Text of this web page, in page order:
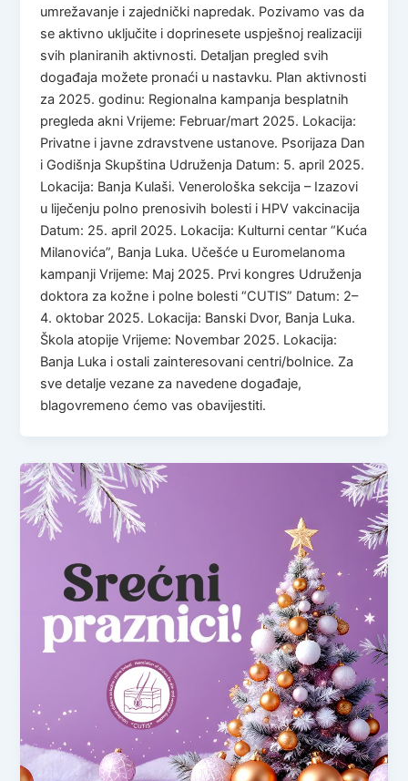
umrežavanje i zajednički napredak. Pozivamo vas da
se aktivno uključite i doprinesete uspješnoj realizaciji
svih planiranih aktivnosti. Detaljan pregled svih
događaja možete pronaći u nastavku. Plan aktivnosti
za 2025. godinu: Regionalna kampanja besplatnih
pregleda akni Vrijeme: Februar/mart 2025. Lokacija:
Privatne i javne zdravstvene ustanove. Psorijaza Dan
i Godišnja Skupština Udruženja Datum: 5. april 2025.
Lokacija: Banja Kulaši. Venerološka sekcija – Izazovi
u liječenju polno prenosivih bolesti i HPV vakcinacija
Datum: 25. april 2025. Lokacija: Kulturni centar “Kuća
Milanovića”, Banja Luka. Učešće u Euromelanoma
kampanji Vrijeme: Maj 2025. Prvi kongres Udruženja
doktora za kožne i polne bolesti “CUTIS” Datum: 2–
4. oktobar 2025. Lokacija: Banski Dvor, Banja Luka.
Škola atopije Vrijeme: Novembar 2025. Lokacija:
Banja Luka i ostali zainteresovani centri/bolnice. Za
sve detalje vezane za navedene događaje,
blagovremeno ćemo vas obavijestiti.